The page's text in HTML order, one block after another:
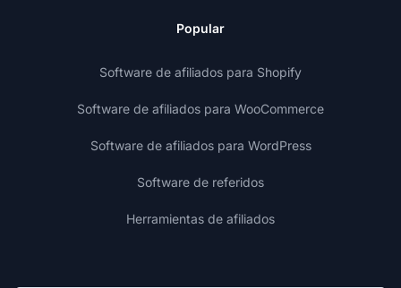
Popular
Software de afiliados para Shopify
Software de afiliados para WooCommerce
Software de afiliados para WordPress
Software de referidos
Herramientas de afiliados